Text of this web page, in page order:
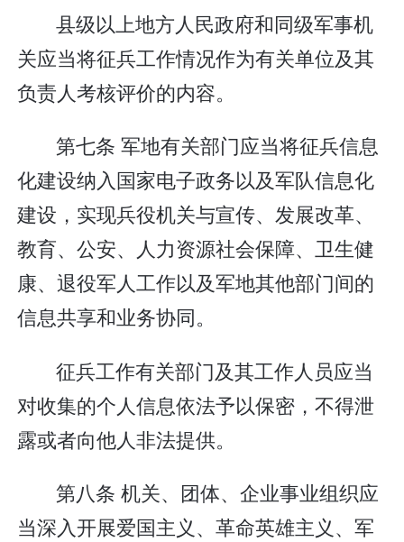
县级以上地方人民政府和同级军事机
关应当将征兵工作情况作为有关单位及其
负责人考核评价的内容。
第七条 军地有关部门应当将征兵信息
化建设纳入国家电子政务以及军队信息化
建设，实现兵役机关与宣传、发展改革、
教育、公安、人力资源社会保障、卫生健
康、退役军人工作以及军地其他部门间的
信息共享和业务协同。
征兵工作有关部门及其工作人员应当
对收集的个人信息依法予以保密，不得泄
露或者向他人非法提供。
第八条 机关、团体、企业事业组织应
当深入开展爱国主义、革命英雄主义、军